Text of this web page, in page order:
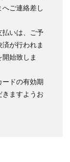
ご連絡差し
払いは、ご予
が行われま
始致しま
ドの有効期
きますようお